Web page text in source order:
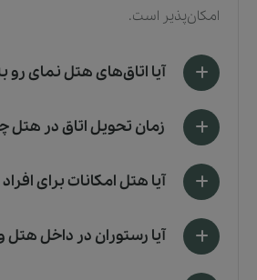
امکان‌پذیر است.
آیا اتاق‌های هتل نمای رو
زمان تحویل اتاق در
آیا هتل امکانات برای
آیا رستوران در داخل هتل